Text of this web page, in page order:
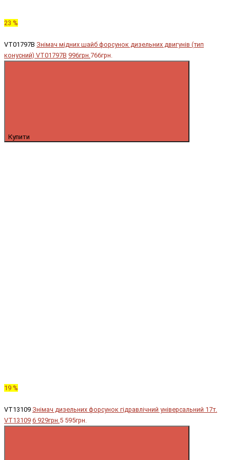
23 %
VT01797B Знімач мідних шайб форсунок дизельних двигунів (тип
конусний) VT01797B 996грн.766грн.
Купити
19 %
VT13109 Знімач дизельних форсунок гідравлічний універсальний 17т.
VT13109 6 929грн.5 595грн.